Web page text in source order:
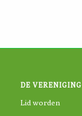
DE VERENIGING
Lid worden